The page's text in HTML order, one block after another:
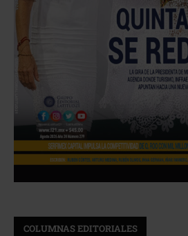
COLUMNAS EDITORIALES